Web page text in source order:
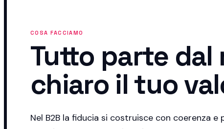
COSA FACCIAMO
Tutto parte dal
chiaro il tuo
Nel B2B la fiducia si costruisce con coerenza e